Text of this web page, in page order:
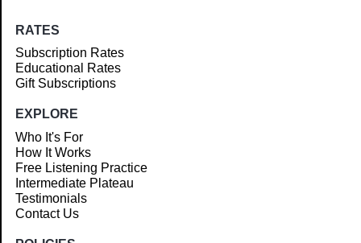
RATES
Subscription Rates
Educational Rates
Gift Subscriptions
EXPLORE
Who It's For
How It Works
Free Listening Practice
Intermediate Plateau
Testimonials
Contact Us